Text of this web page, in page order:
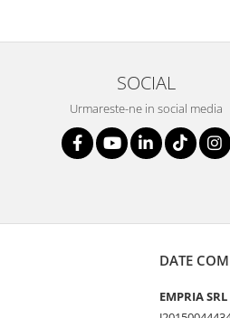
SOCIAL
Urmareste-ne in social media
DATE
EMPRIA SRL